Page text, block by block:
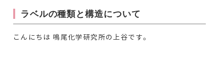
ラベルの種類と構造について
こんにちは 鳴尾化学研究所の上谷です。